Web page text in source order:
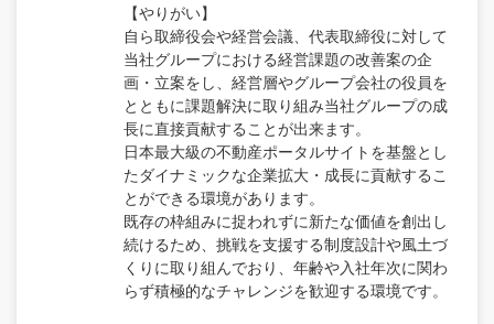
【やりがい】
自ら取締役会や経営会議、代表取締役に対して
当社グループにおける経営課題の改善案の企
画・立案をし、経営層やグループ会社の役員を
とともに課題解決に取り組み当社グループの成
長に直接貢献することが出来ます。
日本最大級の不動産ポータルサイトを基盤とし
たダイナミックな企業拡大・成長に貢献するこ
とができる環境があります。
既存の枠組みに捉われずに新たな価値を創出し
続けるため、挑戦を支援する制度設計や風土づ
くりに取り組んでおり、年齢や入社年次に関わ
らず積極的なチャレンジを歓迎する環境です。